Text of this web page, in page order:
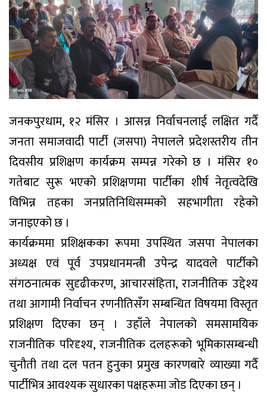
जनकपुरधाम, १२ मंसिर । आसन्न निर्वाचनलाई लक्षित गर्दै
जनता समाजवादी पार्टी (जसपा) नेपालले प्रदेशस्तरीय तीन
दिवसीय प्रशिक्षण कार्यक्रम सम्पन्न गरेको छ । मंसिर १०
गतेबाट सुरू भएको प्रशिक्षणमा पार्टीका शीर्ष नेतृत्वदेखि
विभिन्न तहका जनप्रतिनिधिसम्मको सहभागीता रहेको
जनाइएको छ ।
कार्यक्रममा प्रशिक्षकका रूपमा उपस्थित जसपा नेपालका
अध्यक्ष एवं पूर्व उपप्रधानमन्त्री उपेन्द्र यादवले पार्टीको
संगठनात्मक सुदृढीकरण, आचारसंहिता, राजनीतिक उद्देश्य
तथा आगामी निर्वाचन रणनीतिसँग सम्बन्धित विषयमा विस्तृत
प्रशिक्षण दिएका छन् । उहाँले नेपालको समसामयिक
राजनीतिक परिदृश्य, राजनीतिक दलहरूको भूमिकासम्बन्धी
चुनौती तथा दल पतन हुनुका प्रमुख कारणबारे व्याख्या गर्दै
पार्टीभित्र आवश्यक सुधारका पक्षहरूमा जोड दिएका छन् ।